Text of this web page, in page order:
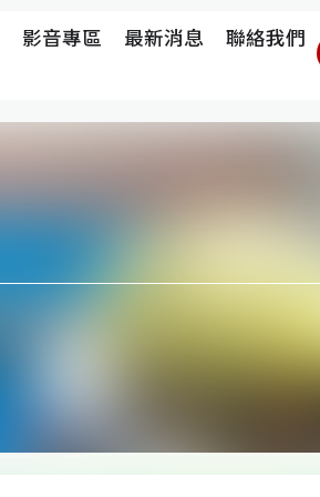
影音專區 最新消息 聯絡我們